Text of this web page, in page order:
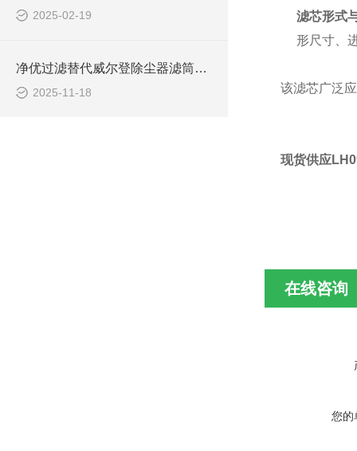
2025-02-19
净优过滤替代威尔登除尘器滤筒优势
2025-11-18
滤芯形式
形尺寸、
该滤芯广泛
现货供应
在线咨询
您的